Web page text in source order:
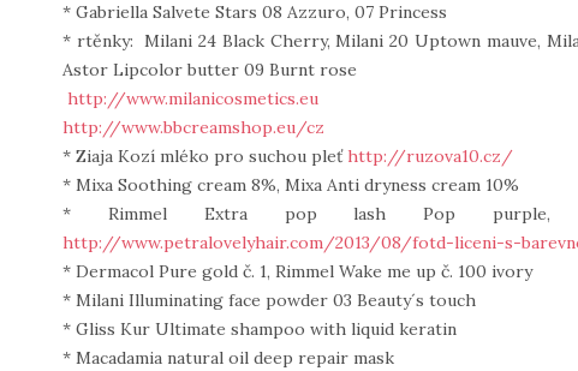
* Gabriella Salvete Stars 08 Azzuro, 07 Princess
* rtěnky: Milani 24 Black Cherry, Milani 20 Uptown mauve,
Astor Lipcolor butter 09 Burnt rose
http://www.milanicosmetics.eu
http://www.bbcreamshop.eu/cz
* Ziaja Kozí mléko pro suchou pleťhttp://ruzova10.cz/
* Mixa Soothing cream 8%, Mixa Anti dryness cream 10%
* Rimmel Extra pop lash Pop purple,
http://www.petralovelyhair.com/2013/08/fotd-liceni-s-
* Dermacol Pure gold č. 1, Rimmel Wake me up č. 100 ivory
* Milani Illuminating face powder 03 Beauty´s touch
* Gliss Kur Ultimate shampoo with liquid keratin
* Macadamia natural oil deep repair mask